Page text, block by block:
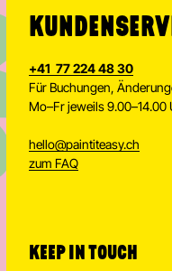
+41 77 224 48 30
Für Buchungen,
Mo–Fr jeweils 9.00–14.00
hello@paintiteasy.ch
zum FAQ
KEEP IN TOUCH